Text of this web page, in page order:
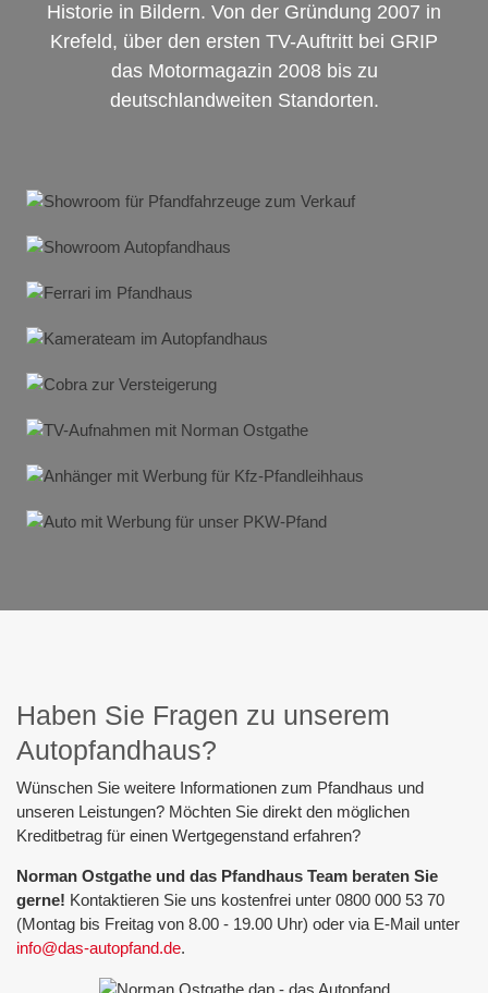
Historie in Bildern. Von der Gründung 2007 in
Krefeld, über den ersten TV-Auftritt bei GRIP
das Motormagazin 2008 bis zu
deutschlandweiten Standorten.
Haben Sie Fragen zu unserem
Autopfandhaus?
Wünschen Sie weitere Informationen zum Pfandhaus und
unseren Leistungen? Möchten Sie direkt den möglichen
Kreditbetrag für einen Wertgegenstand erfahren?
Norman Ostgathe und das Pfandhaus Team beraten Sie
gerne! Kontaktieren Sie uns kostenfrei unter 0800 000 53 70
(Montag bis Freitag von 8.00 - 19.00 Uhr) oder via E-Mail unter
info@das-autopfand.de.